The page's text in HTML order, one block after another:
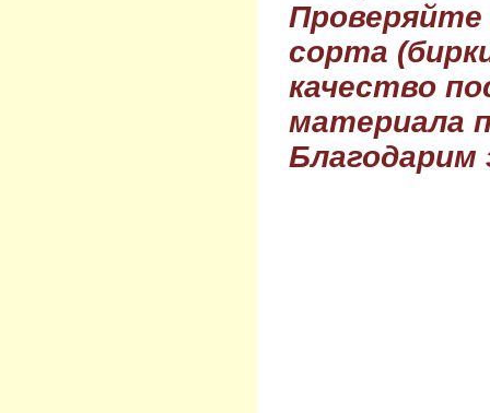
Проверяйте
сорта
качество
материала
Благодарим